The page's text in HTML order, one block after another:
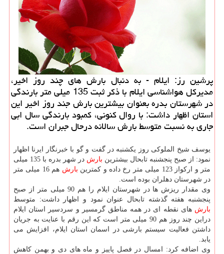
پرشین رز: ایلام - به دنبال بارش های چند روز اخیر،
مدیركل هواشناسی ایلام با ذكر ثبت 135 میلی متر بارندگی
در شهرستان بدره بعنوان بیشترین بارش جند روز اخیر این
استان اظهار داشت: با روال كنونی، كمبود بارندگی سال ابی
جاری به نسبت متوسط بارش سالانه درحال جبران است.
یوسف شیخ الملوكی روز یكشنبه در گفت و گو با خبرنگار ایرنا اظهار
نمود: از صبح پنجشنبه تابحال بیشترین بارش
در شهر بدره با 135 میلی
متر و اركواز 123 میلی متر رخ داده و كمترین
بارش
هم 16 میلی متر
در شهرستان دهلران بوده است.
وی مقدار ریزش ها در شهرستان ایلام را هم 90 میلی متر از صبح
پنجشنبه هفته گذشته تابحال عنوان نمود و اظهار داشت: متوسط
بارش های نقطه ای در همه مناطق گرمسیر و سردسیر استان ایلام
دراین چند روز هم 90 میلی متر است كه این رقم با عنایت به جریان
داشتن فعالیت سیستم بارشی در اسمان استان ایلام، افزایش می
یابد.
وی اضافه كرد: امسال در فصل پاییز و ماه های دی و بهمن كاهش